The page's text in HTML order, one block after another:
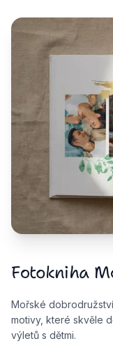
Fotokniha
Mořské
motivy, které skvěle
výletů s dětmi.